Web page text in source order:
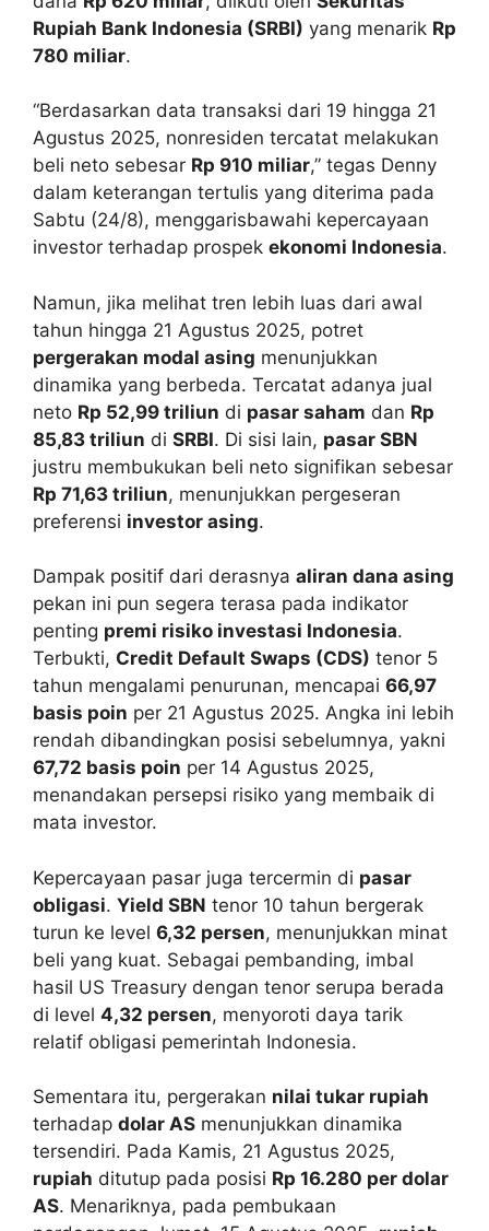
Rupiah Bank Indonesia (SRBI) yang menarik Rp
780 miliar.
“Berdasarkan data transaksi dari 19 hingga 21
Agustus 2025, nonresiden tercatat melakukan
beli neto sebesar Rp 910 miliar,” tegas Denny
dalam keterangan tertulis yang diterima pada
Sabtu (24/8), menggarisbawahi kepercayaan
investor terhadap prospek ekonomi Indonesia.
Namun, jika melihat tren lebih luas dari awal
tahun hingga 21 Agustus 2025, potret
pergerakan modal asing menunjukkan
dinamika yang berbeda. Tercatat adanya jual
neto Rp 52,99 triliun di pasar saham dan Rp
85,83 triliun di SRBI. Di sisi lain, pasar SBN
justru membukukan beli neto signifikan sebesar
Rp 71,63 triliun, menunjukkan pergeseran
preferensi investor asing.
Dampak positif dari derasnya aliran dana asing
pekan ini pun segera terasa pada indikator
penting premi risiko investasi Indonesia.
Terbukti, Credit Default Swaps (CDS) tenor 5
tahun mengalami penurunan, mencapai 66,97
basis poin per 21 Agustus 2025. Angka ini lebih
rendah dibandingkan posisi sebelumnya, yakni
67,72 basis poin per 14 Agustus 2025,
menandakan persepsi risiko yang membaik di
mata investor.
Kepercayaan pasar juga tercermin di pasar
obligasi. Yield SBN tenor 10 tahun bergerak
turun ke level 6,32 persen, menunjukkan minat
beli yang kuat. Sebagai pembanding, imbal
hasil US Treasury dengan tenor serupa berada
di level 4,32 persen, menyoroti daya tarik
relatif obligasi pemerintah Indonesia.
Sementara itu, pergerakan nilai tukar rupiah
terhadap dolar AS menunjukkan dinamika
tersendiri. Pada Kamis, 21 Agustus 2025,
rupiah ditutup pada posisi Rp 16.280 per dolar
AS. Menariknya, pada pembukaan